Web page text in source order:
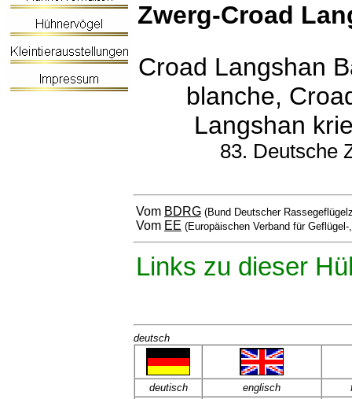
Zwerg-Croad
Croad Langshan
blanche,
Langshan
83. Deutsche
Vom BDRG (Bund Deutscher
Vom EE (Europäischen Verband für
Links zu dieser
deutsch
deutisch englisch